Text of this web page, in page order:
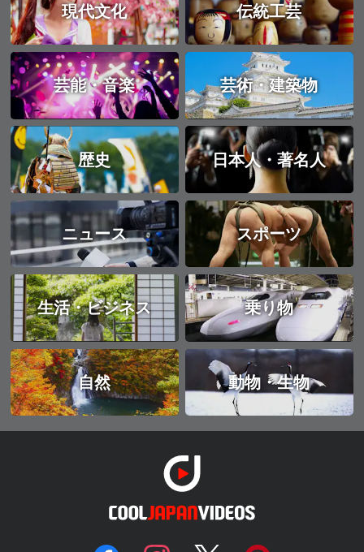
現代文化 伝統工芸
芸能・音楽 芸術・建築物
歴史 日本人・著名人
ニュース スポーツ
生活・ビジネス 乗り物
自然 動物・生物